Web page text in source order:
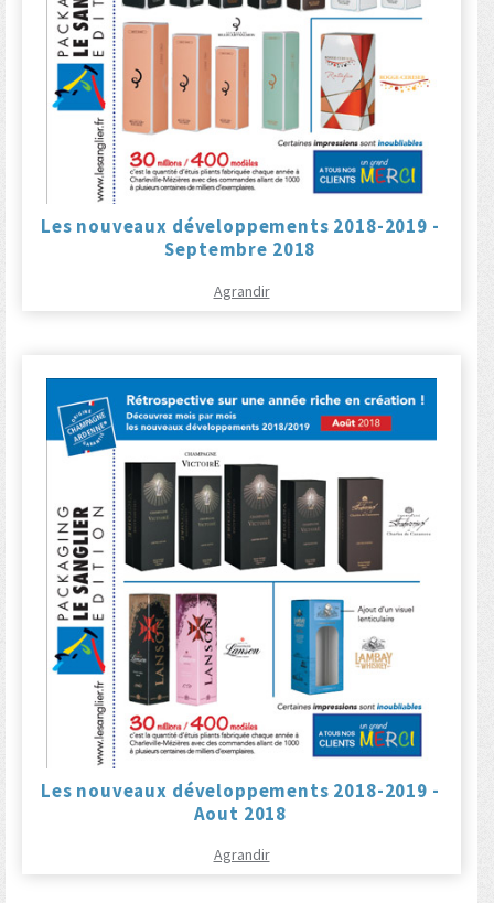
Les nouveaux développements 2018-2019 -
Septembre 2018
Agrandir
Les nouveaux développements 2018-2019 -
Aout 2018
Agrandir